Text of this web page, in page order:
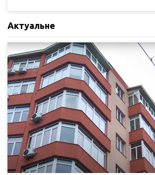
Актуальне